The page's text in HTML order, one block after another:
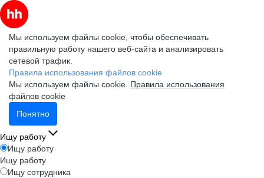
Мы используем файлы cookie, чтобы обеспечивать
правильную работу нашего веб-сайта и анализировать
сетевой трафик.
Правила использования файлов cookie
Мы используем файлы cookie. Правила использования
файлов cookie
Понятно
Ищу работу
Ищу работу
Ищу работу
Ищу сотрудника